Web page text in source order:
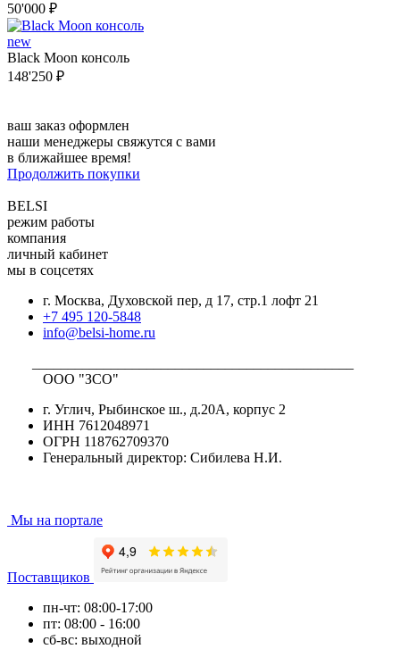
50'000 ₽
new
Black Moon консоль
148'250 ₽
ваш заказ оформлен
наши менеджеры свяжутся с вами
в ближайшее время!
Продолжить покупки
BELSI
режим работы
компания
личный кабинет
мы в соцсетях
г. Москва, Духовской пер, д 17, стр.1 лофт 21
+7 495 120-5848
info@belsi-home.ru
ООО "ЗСО"
г. Углич, Рыбинское ш., д.20А, корпус 2
ИНН 7612048971
ОГРН 118762709370
Генеральный директор: Сибилева Н.И.
Мы на портале
Поставщиков
пн-чт: 08:00-17:00
пт: 08:00 - 16:00
сб-вс: выходной